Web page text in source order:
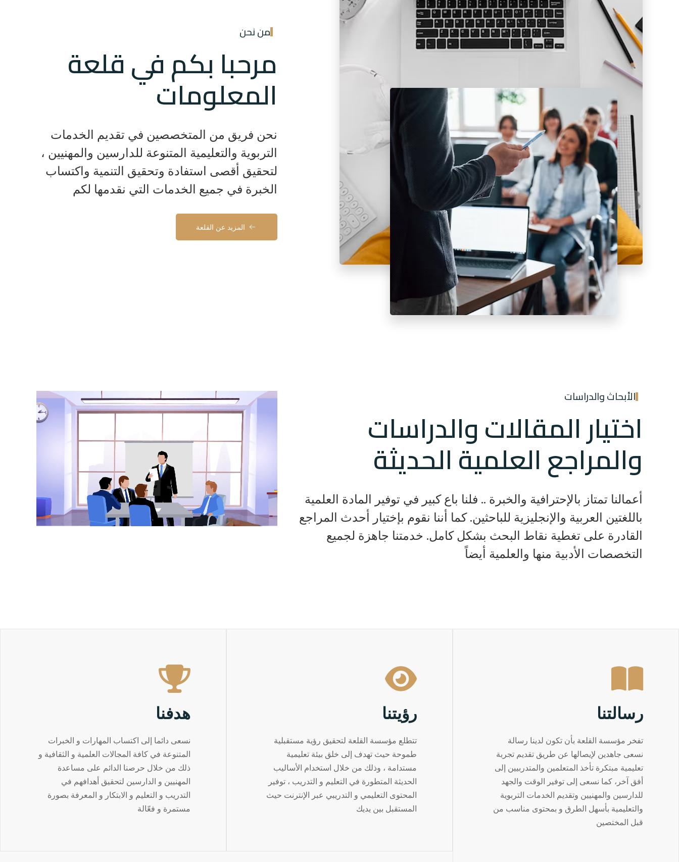
من نحن
مرحبا بكم في قلعة
المعلومات
نحن فريق من المتخصصين في تقديم الخدمات
التربوية والتعليمية المتنوعة للدارسين والمهنيين ،
لتحقيق أقصى استفادة وتحقيق التنمية واكتساب
الخبرة في جميع الخدمات التي نقدمها لكم
المزيد عن القلعة
الأبحاث والدراسات
اختيار المقالات والدراسات
والمراجع العلمية الحديثة
أعمالنا تمتاز بالإحترافية والخبرة .. فلنا باع كبير في توفير المادة العلمية
باللغتين العربية والإنجليزية للباحثين. كما أننا نقوم بإختيار أحدث المراجع
القادرة على تغطية نقاط البحث بشكل كامل. خدمتنا جاهزة لجميع
التخصصات الأدبية منها والعلمية أيضاً
رسالتنا
تفخر مؤسسة القلعة بأن تكون لدينا رسالة
نسعى جاهدين لإيصالها عن طريق تقديم تجربة
تعليمية مبتكرة تأخذ المتعلمين والمتدربيين إلى
أفق آخر، كما نسعى إلى توفير الوقت والجهد
للدارسين والمهنيين وتقديم الخدمات التربوية
والتعليمية بأسهل الطرق و بمحتوى مناسب من
قبل المختصين
رؤيتنا
تتطلع مؤسسة القلعة لتحقيق رؤية مستقبلية
طموحة حيث تهدف إلى خلق بيئة تعليمية
مستدامة ، وذلك من خلال استخدام الأساليب
الحديثة المتطورة في التعليم و التدريب ، توفير
المحتوى التعليمي و التدريبي عبر الإنترنت حيث
المستقبل بين يديك
هدفنا
نسعى دائما إلى اكتساب المهارات و الخبرات
المتنوعة في كافة المجالات العلمية و الثقافية و
ذلك من خلال حرصنا الدائم على مساعدة
المهنيين و الدارسين لتحقيق أهدافهم في
التدريب و التعليم و الابتكار و المعرفة بصورة
مستمرة و فعّالة